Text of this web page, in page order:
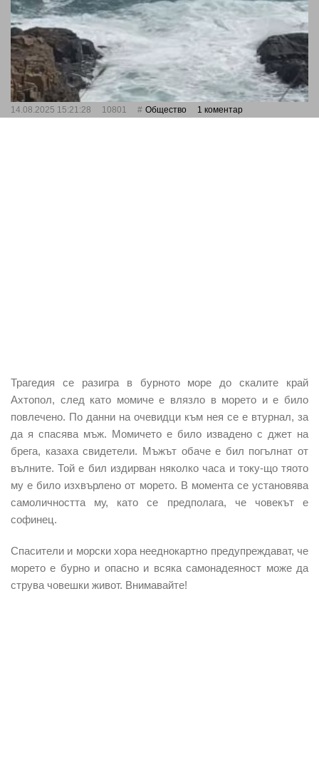
14.08.2025 15:21:28 10801 Общество 1 коментар
Трагедия се разигра в бурното море до скалите край
Ахтопол, след като момиче е влязло в морето и е било
повлечено. По данни на очевидци към нея се е втурнал, за
да я спасява мъж. Момичето е било извадено с джет на
брега, казаха свидетели. Мъжът обаче е бил погълнат от
вълните. Той е бил издирван няколко часа и току-що тяото
му е било изхвърлено от морето. В момента се установява
самоличността му, като се предполага, че човекът е
софинец.
Спасители и морски хора нееднокартно предупреждават, че
морето е бурно и опасно и всяка самонадеяност може да
струва човешки живот. Внимавайте!